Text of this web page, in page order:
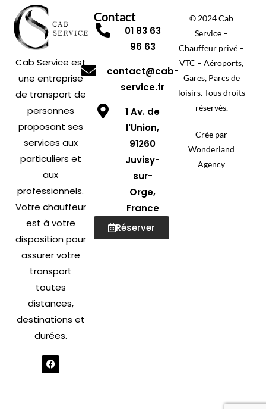
Cab Service est
une entreprise
de transport de
personnes
proposant ses
services aux
particuliers et
aux
professionnels.
Votre chauffeur
est à votre
disposition pour
assurer votre
transport
toutes
distances,
destinations et
durées.
Contact
01 83 63
96 63
contact@cab-
service.fr
1 Av. de
l'Union,
91260
Juvisy-
sur-
Orge,
France
Réserver
© 2024 Cab
Service –
Chauffeur privé –
VTC – Aéroports,
Gares, Parcs de
loisirs. Tous droits
réservés.
Crée par
Wonderland
Agency